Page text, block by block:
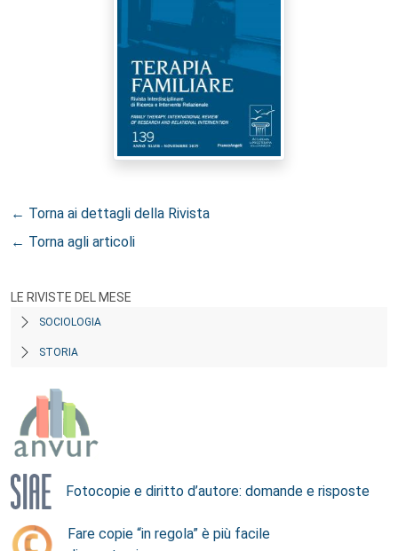
← Torna ai dettagli della Rivista
← Torna agli articoli
LE RIVISTE DEL MESE
SOCIOLOGIA
STORIA
Fotocopie e diritto d’autore: domande e risposte
Fare copie “in regola” è più facile